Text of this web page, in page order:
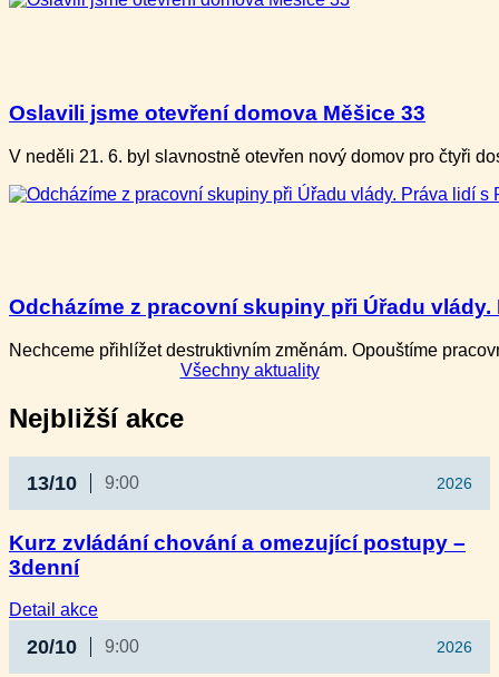
Oslavili jsme otevření domova Měšice 33
V neděli ​21. 6. b​yl slavnostně otevře​n nový domov pro ​čtyři
Odcházíme z pracovní skupiny při Úřadu vlády.
Nechceme přihlížet destruktivním změnám. Opouštíme
Všechny aktuality
Nejbližší akce
13/10 2026
9:00
Kurz zvládání chování a omezující postupy –
3denní
Detail akce:
zvládání
20/10 2026
9:00